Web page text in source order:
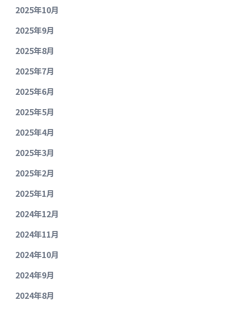
2025年10月
2025年9月
2025年8月
2025年7月
2025年6月
2025年5月
2025年4月
2025年3月
2025年2月
2025年1月
2024年12月
2024年11月
2024年10月
2024年9月
2024年8月